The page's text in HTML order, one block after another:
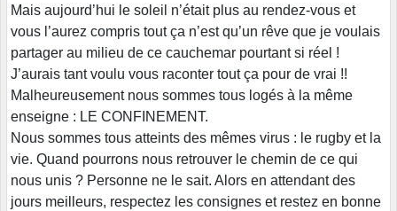
Mais aujourd’hui le soleil n’était plus au rendez-vous et
vous l’aurez compris tout ça n’est qu’un rêve que je voulais
partager au milieu de ce cauchemar pourtant si réel !
J’aurais tant voulu vous raconter tout ça pour de vrai !!
Malheureusement nous sommes tous logés à la même
enseigne : LE CONFINEMENT.
Nous sommes tous atteints des mêmes virus : le rugby et la
vie. Quand pourrons nous retrouver le chemin de ce qui
nous unis ? Personne ne le sait. Alors en attendant des
jours meilleurs, respectez les consignes et restez en bonne